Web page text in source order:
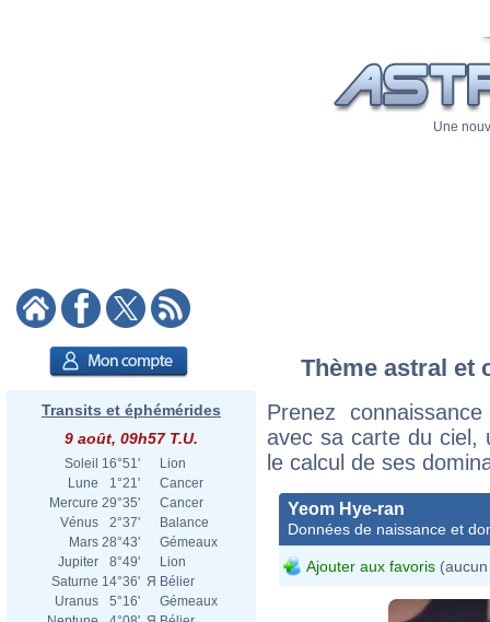
Une
Transits et éphémérides
9 août, 09h57 T.U.
Soleil 16°51'
Lion
Lune
1°21'
Cancer
Mercure 29°35'
Cancer
Vénus
2°37'
Balance
Mars 28°43'
Gémeaux
Jupiter
8°49'
Lion
Saturne 14°36' Я Bélier
Uranus
5°16'
Gémeaux
Thème astral et
Prenez
avec sa carte du ciel,
le calcul de ses
Yeom Hye-ran
Données de naissance et
Ajouter aux favoris